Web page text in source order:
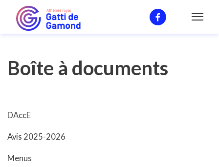
Avis
Boîte à documents
DAccE
Avis 2025-2026
Menus